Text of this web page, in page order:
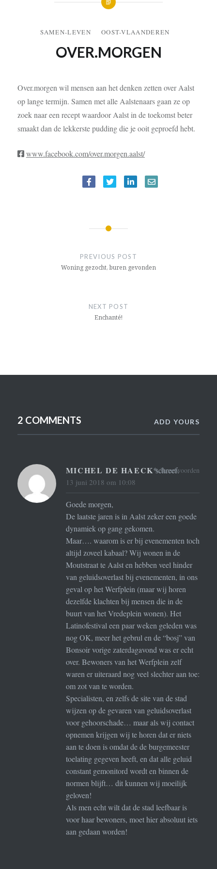
SAMEN-LEVEN OOST-VLAANDEREN
OVER.MORGEN
Over.morgen wil mensen aan het denken zetten over Aalst
op lange termijn. Samen met alle Aalstenaars gaan ze op
zoek naar een recept waardoor Aalst in de toekomst beter
smaakt dan de lekkerste pudding die je ooit geproefd hebt.
www.facebook.com/over.morgen.aalst/
BERICHTNAVIGATIE
PREVIOUS POST
Woning gezocht, buren gevonden
NEXT POST
Enchanté!
2 COMMENTS ADD YOURS
MICHEL DE HAECK schreef:
13 juni 2018 om 10:08
Goede morgen,
De laatste jaren is in Aalst zeker een goede
dynamiek op gang gekomen.
Maar…. waarom is er bij evenementen toch
altijd zoveel kabaal? Wij wonen in de
Moutstraat te Aalst en hebben veel hinder
van geluidsoverlast bij evenementen, in ons
geval op het Werfplein (maar wij horen
dezelfde klachten bij mensen die in de
buurt van het Vredeplein wonen). Het
Latinofestival een paar weken geleden was
nog OK, meer het gebrul en de “bosj” van
Bonsoir vorige zaterdagavond was er echt
over. Bewoners van het Werfplein zelf
waren er uiteraard nog veel slechter aan toe:
om zot van te worden.
Specialisten, en zelfs de site van de stad
wijzen op de gevaren van geluidsoverlast
voor gehoorschade… maar als wij contact
opnemen krijgen wij te horen dat er niets
aan te doen is omdat de de burgemeester
toelating gegeven heeft, en dat alle geluid
constant gemonitord wordt en binnen de
normen blijft… dit kunnen wij moeilijk
geloven!
Als men echt wilt dat de stad leefbaar is
voor haar bewoners, moet hier absoluut iets
aan gedaan worden!
Beantwoorden